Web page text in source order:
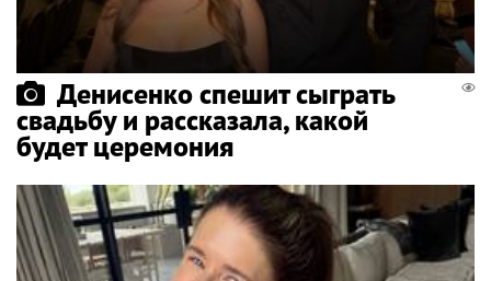
Денисенко спешит сыграть
свадьбу и рассказала, какой
будет церемония